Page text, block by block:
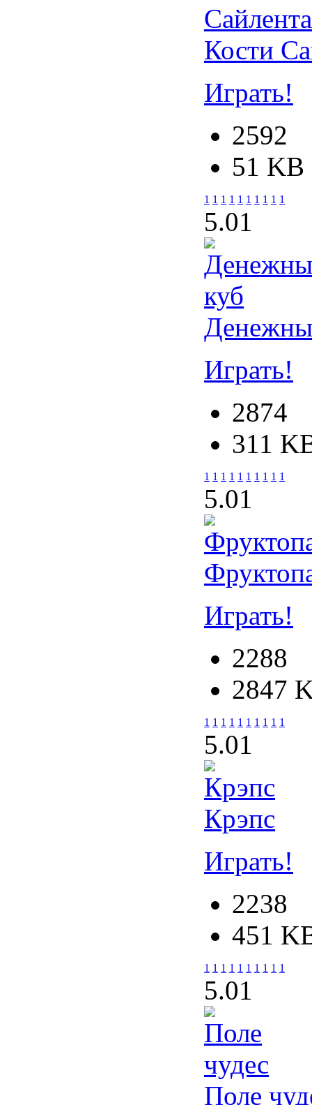
Кости
Играть!
2592
51 KB
1 1 1 1 1 1 1 1 1 1
5.01
Играть!
2874
311
1 1 1 1 1 1 1 1 1 1
5.01
Играть!
2288
2847
1 1 1 1 1 1 1 1 1 1
5.01
Крэпс
Играть!
2238
451
1 1 1 1 1 1 1 1 1 1
5.01
Поле